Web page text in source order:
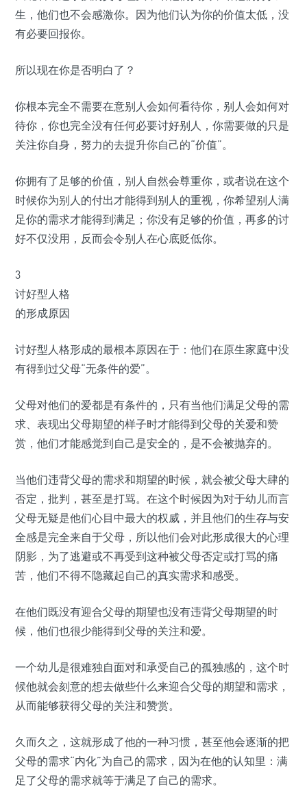
生，他们也不会感激你。因为他们认为你的价值太低，没
有必要回报你。
所以现在你是否明白了？
你根本完全不需要在意别人会如何看待你，别人会如何对
待你，你也完全没有任何必要讨好别人，你需要做的只是
关注你自身，努力的去提升你自己的“价值”。
你拥有了足够的价值，别人自然会尊重你，或者说在这个
时候你为别人的付出才能得到别人的重视，你希望别人满
足你的需求才能得到满足；你没有足够的价值，再多的讨
好不仅没用，反而会令别人在心底贬低你。
3
讨好型人格
的形成原因
讨好型人格形成的最根本原因在于：他们在原生家庭中没
有得到过父母“无条件的爱”。
父母对他们的爱都是有条件的，只有当他们满足父母的需
求、表现出父母期望的样子时才能得到父母的关爱和赞
赏，他们才能感觉到自己是安全的，是不会被抛弃的。
当他们违背父母的需求和期望的时候，就会被父母大肆的
否定，批判，甚至是打骂。在这个时候因为对于幼儿而言
父母无疑是他们心目中最大的权威，并且他们的生存与安
全感是完全来自于父母，所以他们会对此形成很大的心理
阴影，为了逃避或不再受到这种被父母否定或打骂的痛
苦，他们不得不隐藏起自己的真实需求和感受。
在他们既没有迎合父母的期望也没有违背父母期望的时
候，他们也很少能得到父母的关注和爱。
一个幼儿是很难独自面对和承受自己的孤独感的，这个时
候他就会刻意的想去做些什么来迎合父母的期望和需求，
从而能够获得父母的关注和赞赏。
久而久之，这就形成了他的一种习惯，甚至他会逐渐的把
父母的需求“内化”为自己的需求，因为在他的认知里：满
足了父母的需求就等于满足了自己的需求。